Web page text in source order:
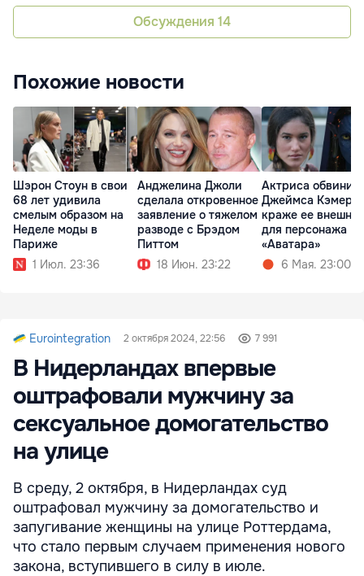
Обсуждения 14
Похожие новости
Шэрон Стоун в свои
68 лет удивила
смелым образом на
Неделе моды в
Париже
1 Июл. 23:36
Анджелина Джоли
сделала откровенное
заявление о тяжелом
разводе с Брэдом
Питтом
18 Июн. 23:22
Актриса
Джеймса
краже ее
для персонажа
«Аватара»
6 Мая. 23:00
Eurointegration 2 октября 2024, 22:56 7 991
В Нидерландах впервые
оштрафовали мужчину за
сексуальное домогательство
на улице
В среду, 2 октября, в Нидерландах суд
оштрафовал мужчину за домогательство и
запугивание женщины на улице Роттердама,
что стало первым случаем применения нового
закона, вступившего в силу в июле.